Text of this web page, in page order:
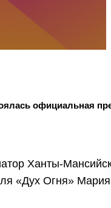
официальная
Ханты-
«Дух Огня»